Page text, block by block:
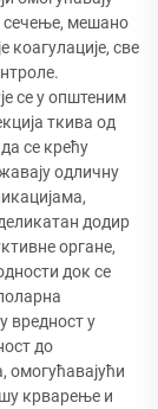
сечење, мешано
коагулације, све
се у општеним
ткива од
се крећу
одличну
додир
органе,
док се
вредност у
до
крварење и